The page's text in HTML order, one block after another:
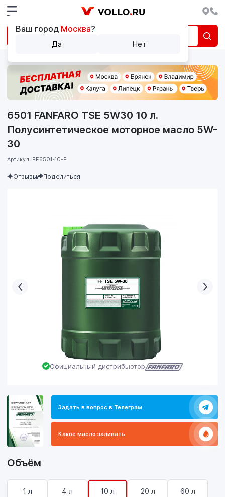
Официальный дистрибьютор
Задать в вопрос в Телеграм
Какое масло заливать
6501 FANFARO TSE 5W30 10 л.
Полусинтетическое моторное масло 5W-
30
Артикул: FF6501-10-E
Отзывы Поделиться
Объём
1 л 4 л 10 л 20 л 60 л
Ваш город Москва?
Да Нет